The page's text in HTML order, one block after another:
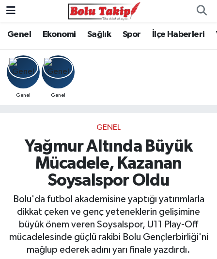
Genel Ekonomi Sağlık Spor İlçe Haberleri
Genel Genel
GENEL
Yağmur Altında Büyük
Mücadele, Kazanan
Soysalspor Oldu
Bolu'da futbol akademisine yaptığı yatırımlarla
dikkat çeken ve genç yeteneklerin gelişimine
büyük önem veren Soysalspor, U11 Play-Off
mücadelesinde güçlü rakibi Bolu Gençlerbirliği'ni
mağlup ederek adını yarı finale yazdırdı.